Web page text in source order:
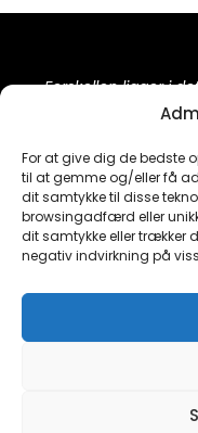
For at give dig de bedste
til at gemme og/eller få
dit samtykke til disse
browsingadfærd eller
dit samtykke eller trækker
negativ indvirkning på
Forskellen ligger i
Facebook